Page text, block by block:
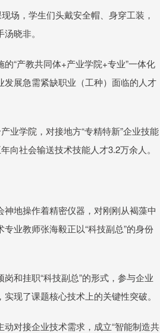
场，学生们头戴安全帽、身穿工装，
晓非。
“产教共同体+产业学院+专业”一体化
展急需紧缺职业（工种）面临的人才
业学院，对接地方“专精特新”企业技能
向社会输送技术技能人才3.2万余人。
地操作着精密仪器，对刚刚从褐藻中
业教师张海毅正以“科技副总”的身份
和挂职“科技副总”的形式，参与企业
现了课题核心技术上的关键性突破。
对接企业技术需求，成立“智能制造共